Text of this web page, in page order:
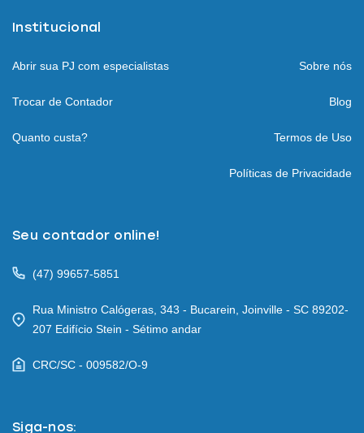
Institucional
Abrir sua PJ com especialistas
Trocar de Contador
Quanto custa?
Sobre nós
Blog
Termos de Uso
Políticas de Privacidade
Seu contador online!
(47) 99657-5851
Rua Ministro Calógeras, 343 - Bucarein, Joinville - SC 89202-
207 Edifício Stein - Sétimo andar
CRC/SC - 009582/O-9
Siga-nos: